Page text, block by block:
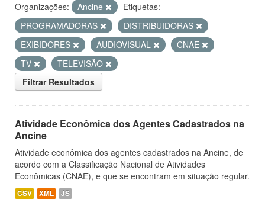
Organizações: Ancine
Etiquetas:
PROGRAMADORAS
DISTRIBUIDORAS
EXIBIDORES
AUDIOVISUAL
CNAE
TV
TELEVISÃO
Filtrar Resultados
Atividade Econômica dos Agentes Cadastrados na
Ancine
Atividade econômica dos agentes cadastrados na Ancine, de
acordo com a Classificação Nacional de Atividades
Econômicas (CNAE), e que se encontram em situação regular.
CSV XML JS